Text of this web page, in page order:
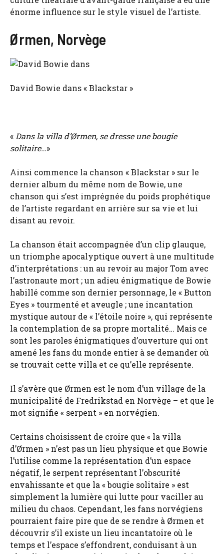
énorme influence sur le style visuel de l’artiste.
Ørmen, Norvège
David Bowie dans « Blackstar »
« Dans la villa d’Ørmen, se dresse une bougie
solitaire…»
Ainsi commence la chanson « Blackstar » sur le
dernier album du même nom de Bowie, une
chanson qui s’est imprégnée du poids prophétique
de l’artiste regardant en arrière sur sa vie et lui
disant au revoir.
La chanson était accompagnée d’un clip glauque,
un triomphe apocalyptique ouvert à une multitude
d’interprétations : un au revoir au major Tom avec
l’astronaute mort ; un adieu énigmatique de Bowie
habillé comme son dernier personnage, le « Button
Eyes » tourmenté et aveugle ; une incantation
mystique autour de « l’étoile noire », qui représente
la contemplation de sa propre mortalité… Mais ce
sont les paroles énigmatiques d’ouverture qui ont
amené les fans du monde entier à se demander où
se trouvait cette villa et ce qu’elle représente.
Il s’avère que Ørmen est le nom d’un village de la
municipalité de Fredrikstad en Norvège – et que le
mot signifie « serpent » en norvégien.
Certains choisissent de croire que « la villa
d’Ørmen » n’est pas un lieu physique et que Bowie
l’utilise comme la représentation d’un espace
négatif, le serpent représentant l’obscurité
envahissante et que la « bougie solitaire » est
simplement la lumière qui lutte pour vaciller au
milieu du chaos. Cependant, les fans norvégiens
pourraient faire pire que de se rendre à Ørmen et
découvrir s’il existe un lieu incantatoire où le
temps et l’espace s’effondrent, conduisant à un